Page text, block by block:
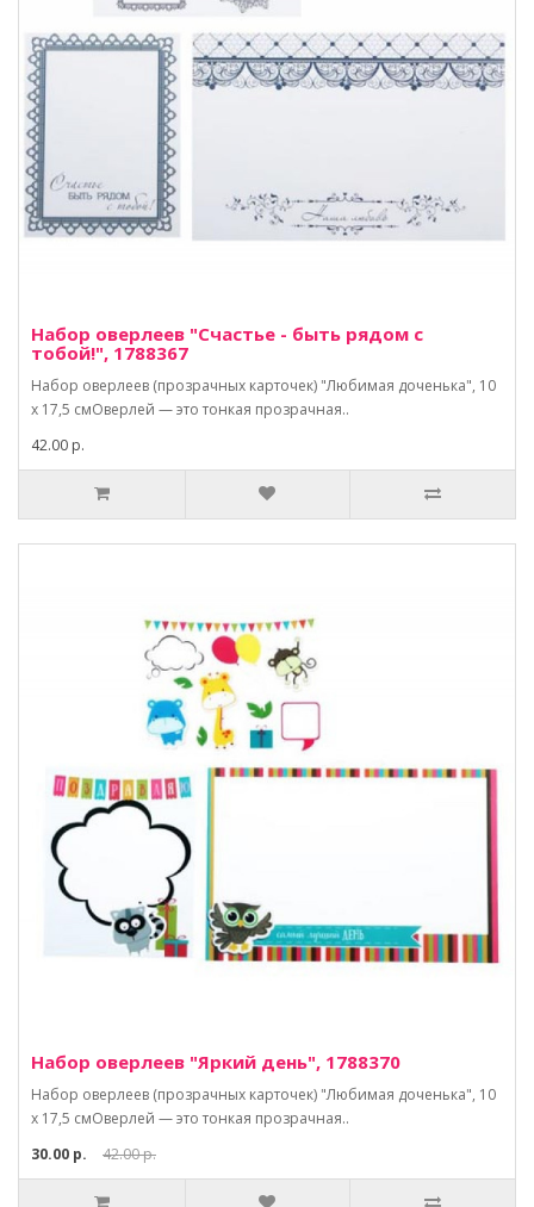
Набор оверлеев "Счастье - быть рядом с
тобой!", 1788367
Набор оверлеев (прозрачных карточек) "Любимая доченька", 10
х 17,5 смОверлей — это тонкая прозрачная..
42.00 р.
Набор оверлеев "Яркий день", 1788370
Набор оверлеев (прозрачных карточек) "Любимая доченька", 10
х 17,5 смОверлей — это тонкая прозрачная..
30.00 р.
42.00 р.